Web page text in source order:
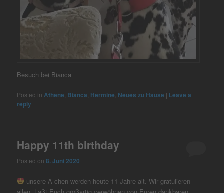
Besuch bei Bianca
Posted in Athene Bianca Hermine Neues zu Hause | Leave a
reply
Happy 11th birthday
Posted on8. Juni 2020
unsere A-chen werden heute 11 Jahre alt. Wir gratulieren